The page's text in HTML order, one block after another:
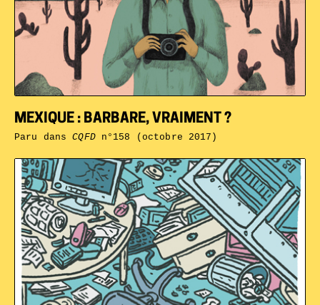
MEXIQUE : BARBARE, VRAIMENT ?
Paru dansCQFDn°158 (octobre 2017)